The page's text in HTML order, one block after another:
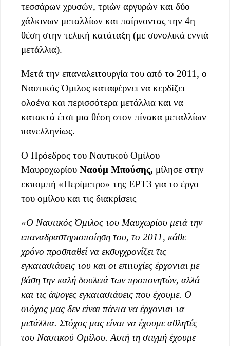
τεσσάρων χρυσών, τριών αργυρών και δύο
χάλκινων μεταλλίων και παίρνοντας την 4η
θέση στην τελική κατάταξη (με συνολικά εννιά
μετάλλια).
Μετά την επαναλειτουργία του από το 2011, ο
Ναυτικός Όμιλος καταφέρνει να κερδίζει
ολοένα και περισσότερα μετάλλια και να
κατακτά έτσι μια θέση στον πίνακα μεταλλίων
πανελληνίως.
Ο Πρόεδρος του Ναυτικού Ομίλου
Μαυροχωρίου Ναούμ Μπούσης, μίλησε στην
εκπομπή «Περίμετρο» της ΕΡΤ3 για το έργο
του ομίλου και τις διακρίσεις
«Ο Ναυτικός Όμιλος του Μαυχωρίου μετά την
επαναδραστηριοποίηση του, το 2011, κάθε
χρόνο προσπαθεί να εκσυγχρονίζει τις
εγκαταστάσεις του και οι επιτυχίες έρχονται με
βάση την καλή δουλειά των προπονητών, αλλά
και τις άψογες εγκαταστάσεις που έχουμε. Ο
στόχος μας δεν είναι πάντα να έρχονται τα
μετάλλια. Στόχος μας είναι να έχουμε αθλητές
του Ναυτικού Ομίλου. Αυτή τη στιγμή έχουμε